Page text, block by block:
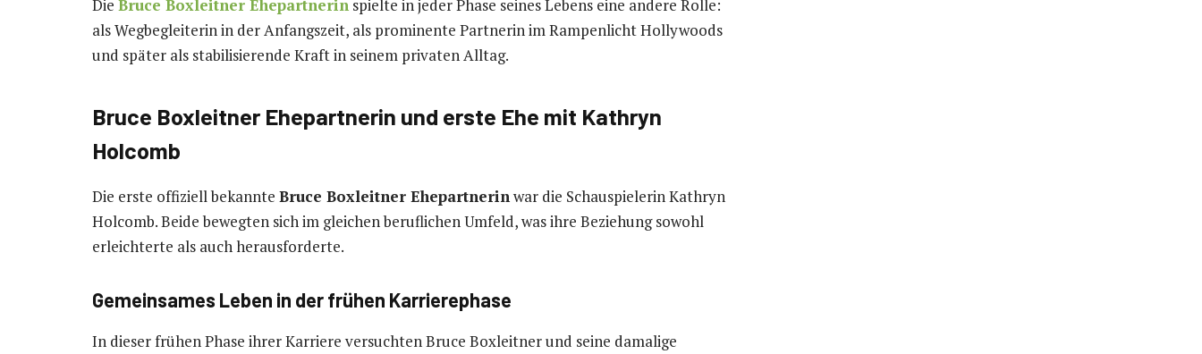
Die Bruce Boxleitner Ehepartnerin spielte in jeder Phase seines Lebens eine andere Rolle:
als Wegbegleiterin in der Anfangszeit, als prominente Partnerin im Rampenlicht Hollywoods
und später als stabilisierende Kraft in seinem privaten Alltag.
Bruce Boxleitner Ehepartnerin und erste Ehe mit Kathryn
Holcomb
Die erste offiziell bekannte Bruce Boxleitner Ehepartnerinwar die Schauspielerin Kathryn
Holcomb. Beide bewegten sich im gleichen beruflichen Umfeld, was ihre Beziehung sowohl
erleichterte als auch herausforderte.
Gemeinsames Leben in der frühen Karrierephase
In dieser frühen Phase ihrer Karriere versuchten Bruce Boxleitner und seine damalige